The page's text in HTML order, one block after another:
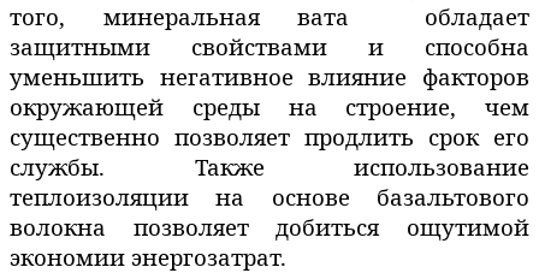
того, минеральная вата обладает
защитными свойствами и способна
уменьшить негативное влияние факторов
окружающей среды на строение, чем
существенно позволяет продлить срок его
службы. Также использование
теплоизоляции на основе базальтового
волокна позволяет добиться ощутимой
экономии энергозатрат.